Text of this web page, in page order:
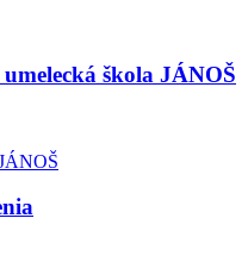
škola JÁNOŠ